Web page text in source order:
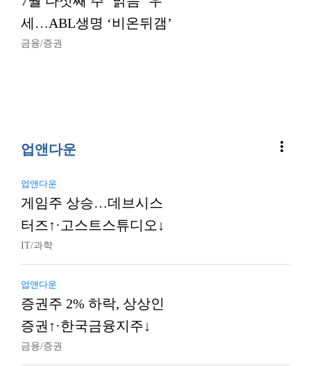
세…ABL생명 ‘비온뒤갬’
금융/증권
업앤다운 more_vert
업앤다운
게임주 상승…데브시스
터즈↑·고스트스튜디오↓
IT/과학
업앤다운
증권주 2% 하락, 상상인
증권↑·한국금융지주↓
금융/증권